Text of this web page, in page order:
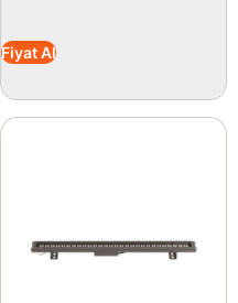
Fiyat Al